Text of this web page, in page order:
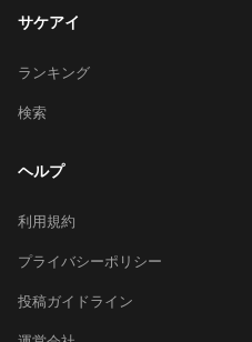
サケアイ
ランキング
検索
ヘルプ
利用規約
プライバシーポリシー
投稿ガイドライン